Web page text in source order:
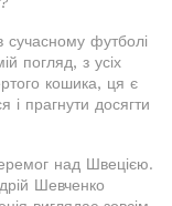
футболі
погляд, з усіх
кошика, ця є
прагнути досягти
над Швецією.
Шевченко